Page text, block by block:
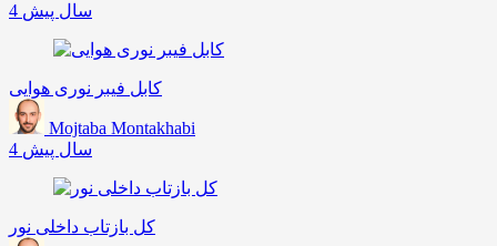
4 سال پیش
کابل فیبر نوری هوایی
Mojtaba Montakhabi
4 سال پیش
کل بازتاب داخلی نور